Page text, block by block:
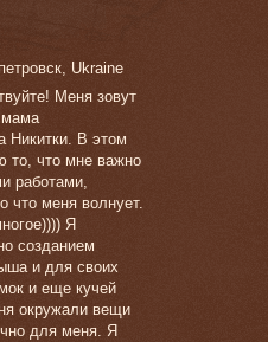
Ukraine
Меня зовут
Никитки. В этом
то, что мне важно
работами,
что меня волнует.
Я
созданием
и для своих
и еще кучей
окружали вещи
для меня. Я